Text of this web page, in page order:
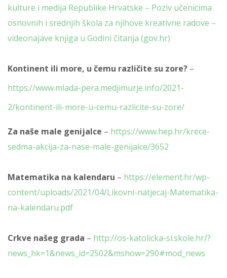
kulture i medija Republike Hrvatske – Poziv učenicima
osnovnih i srednjih škola za njihove kreativne radove –
videonajave knjiga u Godini čitanja (gov.hr)
Kontinent ili more, u čemu različite su zore? –
https://www.mlada-pera.medjimurje.info/2021-
2/kontinent-ili-more-u-cemu-razlicite-su-zore/
Za naše male genijalce – https://www.hep.hr/krece-
sedma-akcija-za-nase-male-genijalce/3652
Matematika na kalendaru – https://element.hr/wp-
content/uploads/2021/04/Likovni-natjecaj-Matematika-
na-kalendaru.pdf
Crkve našeg grada – http://os-katolicka-si.skole.hr/?
news_hk=1&news_id=2502&mshow=290#mod_news